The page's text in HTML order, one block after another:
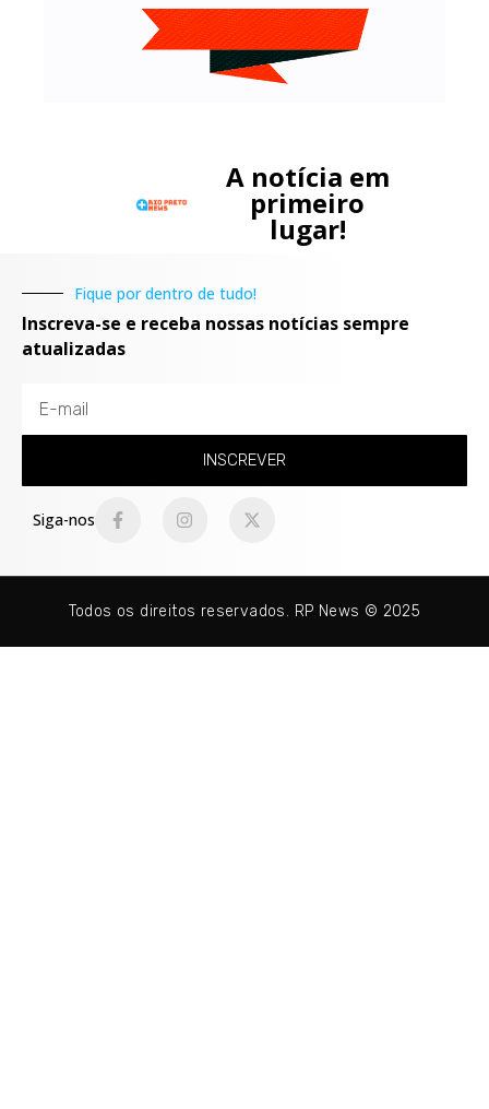
A notícia em
primeiro
lugar!
Fique por dentro de tudo!
Inscreva-se e receba nossas notícias sempre
atualizadas
INSCREVER
Siga-nos
Todos os direitos reservados. RP News © 2025